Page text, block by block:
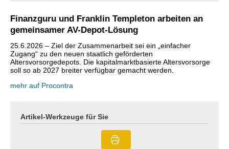
Finanzguru und Franklin Templeton arbeiten an
gemeinsamer AV-Depot-Lösung
25.6.2026 – Ziel der Zusammenarbeit sei ein „einfacher
Zugang“ zu den neuen staatlich geförderten
Altersvorsorgedepots. Die kapitalmarktbasierte Altersvorsorge
soll so ab 2027 breiter verfügbar gemacht werden.
mehr auf Procontra
Artikel-Werkzeuge für Sie